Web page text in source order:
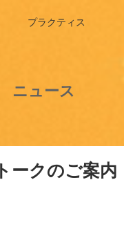
プラクティス
ニュース
ークのご案内